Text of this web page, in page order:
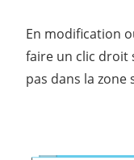
En modification
faire un clic droit
pas dans la zone